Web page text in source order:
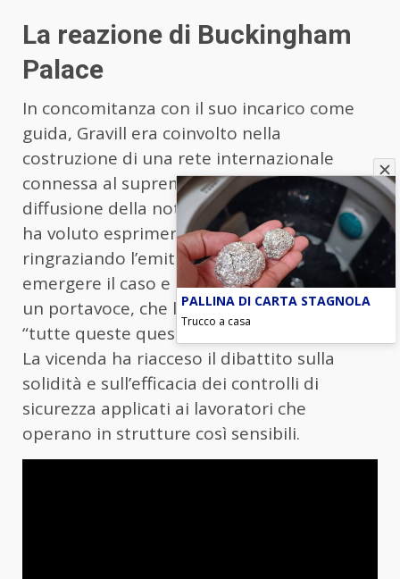
La reazione di Buckingham
Palace
In concomitanza con il suo incarico come
guida, Gravill era coinvolto nella
costruzione di una rete internazionale
connessa al suprematismo bianco. Alla
diffusione della notizia, Buckingham Palace
ha voluto esprimere la propria posizione
ringraziando l’emittente per aver fatto
emergere il caso e sottolineando, tramite
un portavoce, che la casa reale considera
“tutte queste questioni molto seriamente”.
La vicenda ha riacceso il dibattito sulla
solidità e sull’efficacia dei controlli di
sicurezza applicati ai lavoratori che
operano in strutture così sensibili.
PALLINA DI CARTA STAGNOLA
Trucco a casa